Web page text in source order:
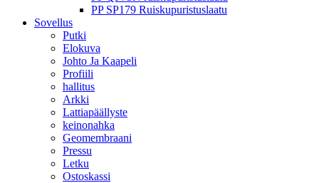
PP SP179 Ruiskupuristuslaatu
Sovellus
Putki
Elokuva
Johto Ja Kaapeli
Profiili
hallitus
Arkki
Lattiapäällyste
keinonahka
Geomembraani
Pressu
Letku
Ostoskassi